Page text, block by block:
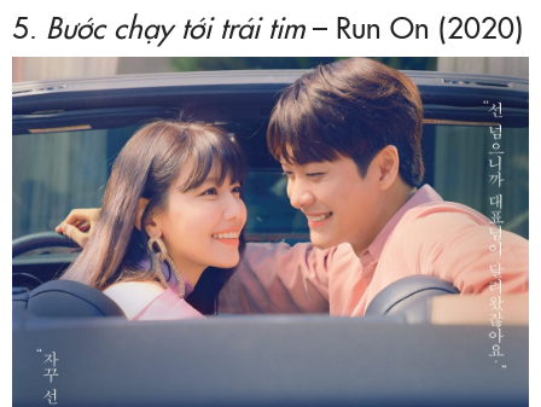
5. Bước chạy tới trái tim– Run On (2020)